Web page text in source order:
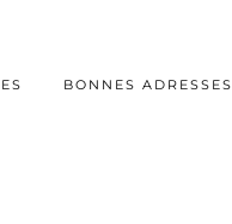
BONNES ADRESSES